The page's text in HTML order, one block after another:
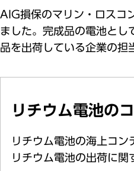
AIG損保のマリン・ロスコ
ました。完成品の電池とし
品を出荷している企業の担
リチウム電池の
リチウム電池の海上コン
リチウム電池の出荷に関